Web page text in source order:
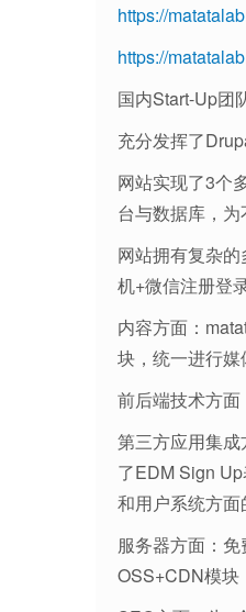
https://
https://
国内Start-Up团
充分发挥了
网站实现了3个
台与数据库，
网站拥有复杂
机+微信注册登
内容方面：
块，统一进行
前后端技术方
第三方应用集
了EDM Sign
和用户系统方
服务器方面：
OSS+CDN模块